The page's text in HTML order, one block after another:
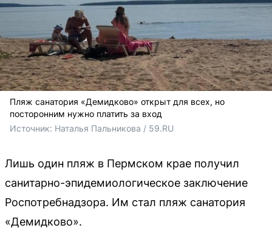
Пляж санатория «Демидково» открыт для всех, но
посторонним нужно платить за вход
Источник: Наталья Пальникова / 59.RU
Лишь один пляж в Пермском крае получил
санитарно-эпидемиологическое заключение
Роспотребнадзора. Им стал пляж санатория
«Демидково».